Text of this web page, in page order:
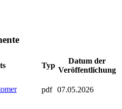
Typ
Datum der
Veröffentlichung
pdf 07.05.2026